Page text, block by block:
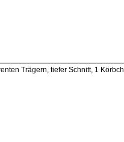
Trägern, tiefer Schnitt, 1